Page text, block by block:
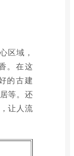
区域，
。在这
的古建
等。还
让人流